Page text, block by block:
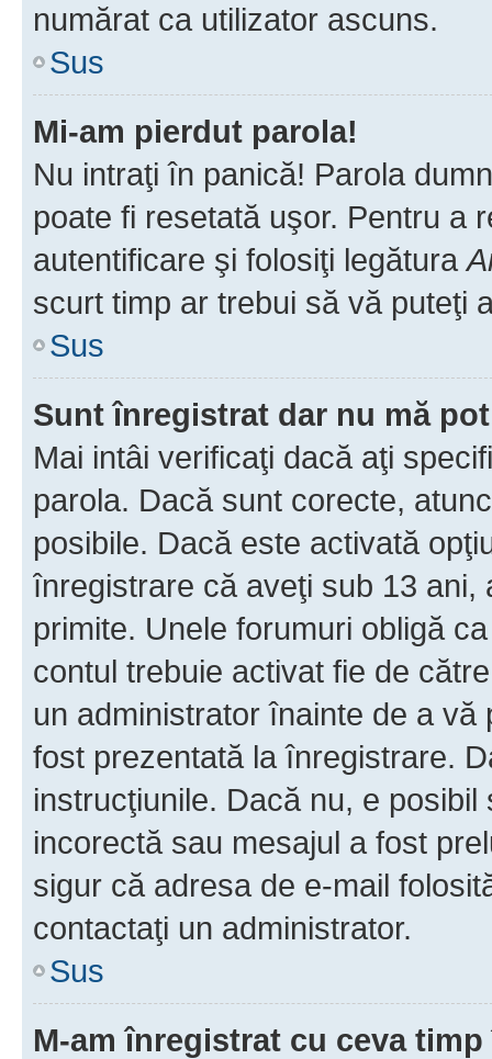
numărat ca utilizator ascuns.
Sus
Mi-am pierdut parola!
Nu intraţi în panică! Parola
poate fi resetată uşor. Pentru a
autentificare şi folosiţi legătura
scurt timp ar trebui să vă puteţi
Sus
Sunt înregistrat dar nu mă
Mai intâi verificaţi dacă aţi
parola. Dacă sunt corecte,
posibile. Dacă este activată
înregistrare că aveţi sub 13
primite. Unele forumuri obligă
contul trebuie activat fie de
un administrator înainte de a
fost prezentată la înregistrare.
instrucţiunile. Dacă nu, e
incorectă sau mesajul a fost
sigur că adresa de e-mail
contactaţi un administrator.
Sus
M-am înregistrat cu ceva